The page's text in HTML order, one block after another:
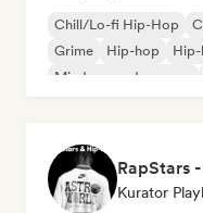
Chill/Lo-fi Hip-Hop
Grime
Hip-hop
Międzynarodowy rap
Kurator